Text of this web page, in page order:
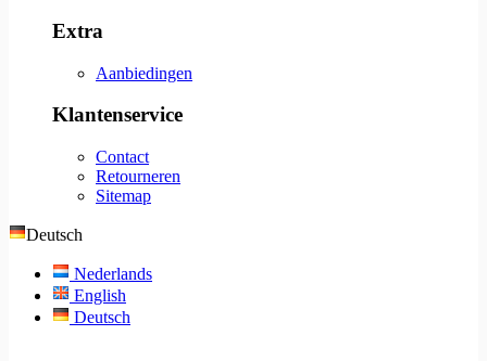
Extra
Aanbiedingen
Klantenservice
Contact
Retourneren
Sitemap
Deutsch
Nederlands
English
Deutsch